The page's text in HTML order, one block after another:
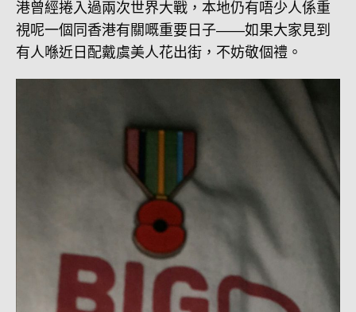
港曾經捲入過兩次世界大戰，本地仍有唔少人係重
視呢一個同香港有關嘅重要日子――如果大家見到
有人喺近日配戴虞美人花出街，不妨敬個禮。